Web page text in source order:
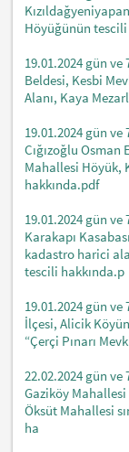
Höyüğünün
19.01.2024 gün
Beldesi, Kesbi
Alanı, Kaya
19.01.2024 gün
Cığızoğlu
Mahallesi Höyük,
hakkında.pdf
19.01.2024 gün
Karakapı
kadastro harici
tescili hakkında.p
19.01.2024 gün ve
İlçesi, Alicik
“Çerçi Pınarı
22.02.2024 gün ve
Gaziköy Mahallesi
Öksüt Mahallesi
ha